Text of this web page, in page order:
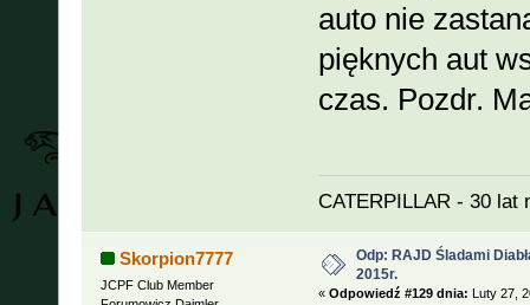
auto nie
pięknych aut
czas. Pozdr.
CATERPILLAR - 30 lat
Skorpion7777
JCPF Club Member
Odp: RAJD Śladami
2015r.
« Odpowiedź #129 dnia: Luty 27,